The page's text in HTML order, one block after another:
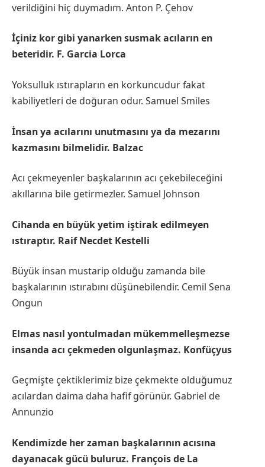
verildiğini hiç duymadım. Anton P. Çehov
İçiniz kor gibi yanarken susmak acıların en
beteridir. F. Garcia Lorca
Yoksulluk ıstırapların en korkuncudur fakat
kabiliyetleri de doğuran odur. Samuel Smiles
İnsan ya acılarını unutmasını ya da mezarını
kazmasını bilmelidir. Balzac
Acı çekmeyenler başkalarının acı çekebileceğini
akıllarına bile getirmezler. Samuel Johnson
Cihanda en büyük yetim iştirak edilmeyen
ıstıraptır. Raif Necdet Kestelli
Büyük insan mustarip olduğu zamanda bile
başkalarının ıstırabını düşünebilendir. Cemil Sena
Ongun
Elmas nasıl yontulmadan mükemmelleşmezse
insanda acı çekmeden olgunlaşmaz. Konfüçyus
Geçmişte çektiklerimiz bize çekmekte olduğumuz
acılardan daima daha hafif görünür. Gabriel de
Annunzio
Kendimizde her zaman başkalarının acısına
dayanacak gücü buluruz. François de La